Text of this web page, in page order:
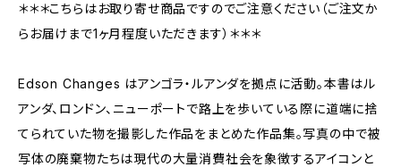
＊＊＊こちらはお取り寄せ商品ですのでご注意ください（ご注文か
らお届けまで1ヶ月程度いただきます）＊＊＊
Edson Changes はアンゴラ・ルアンダを拠点に活動。本書はル
アンダ、ロンドン、ニューポートで路上を歩いている際に道端に捨
てられていた物を撮影した作品をまとめた作品集。写真の中で被
写体の廃棄物たちは現代の大量消費社会を象徴するアイコンと